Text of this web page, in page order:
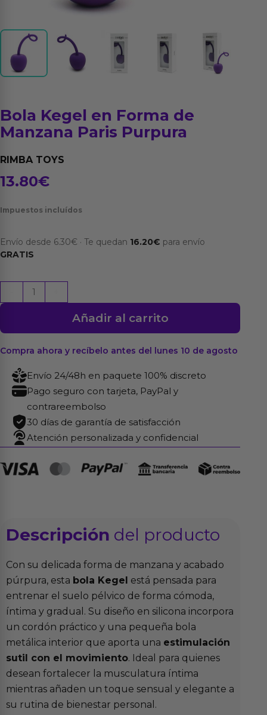
Bola Kegel en Forma de
Manzana Paris Purpura
RIMBA TOYS
13.80€
Impuestos incluídos
Envío desde 6.30€ · Te quedan 16.20€ para envío
GRATIS
Kegel
Forma
de
Manzana
Paris
Purpura
cantidad
Añadir al carrito
Compra ahora y recíbelo antes del lunes 10 de agosto
Envío 24/48h en paquete 100% discreto
Pago seguro con tarjeta, PayPal y
contrareembolso
30 días de garantía de satisfacción
Atención personalizada y confidencial
Descripción del producto
Con su delicada forma de manzana y acabado
púrpura, esta bola Kegel está pensada para
entrenar el suelo pélvico de forma cómoda,
íntima y gradual. Su diseño en silicona incorpora
un cordón práctico y una pequeña bola
metálica interior que aporta una estimulación
sutil con el movimiento. Ideal para quienes
desean fortalecer la musculatura íntima
mientras añaden un toque sensual y elegante a
su rutina de bienestar personal.